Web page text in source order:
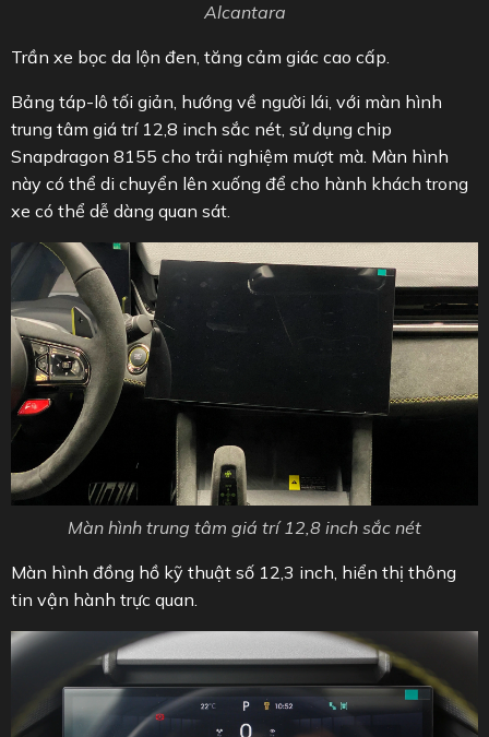
Alcantara
Trần xe bọc da lộn đen, tăng cảm giác cao cấp.
Bảng táp-lô tối giản, hướng về người lái, với màn hình
trung tâm giá trí 12,8 inch sắc nét, sử dụng chip
Snapdragon 8155 cho trải nghiệm mượt mà. Màn hình
này có thể di chuyển lên xuống để cho hành khách trong
xe có thể dễ dàng quan sát.
Màn hình trung tâm giá trí 12,8 inch sắc nét
Màn hình đồng hồ kỹ thuật số 12,3 inch, hiển thị thông
tin vận hành trực quan.